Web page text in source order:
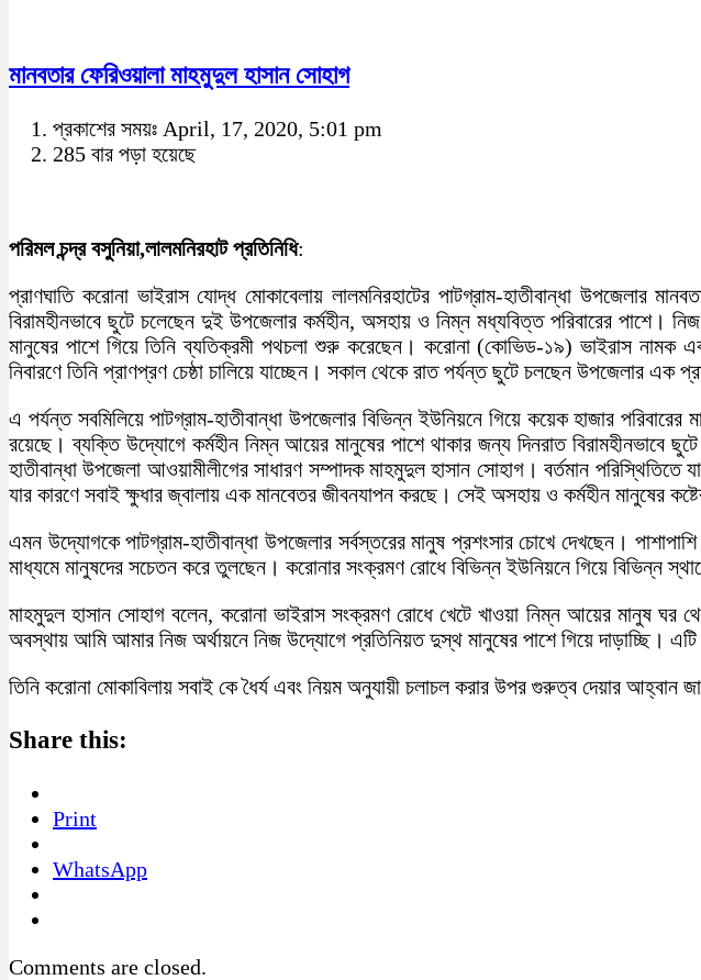
মানবতার ফেরিওয়ালা মাহমুদুল হাসান সোহাগ
প্রকাশের সময়ঃ April, 17, 2020, 5:01 pm
285 বার পড়া হয়েছে
পরিমল চন্দ্র বসুনিয়া,লালমনিরহাট প্রতিনিধি:
প্রাণঘাতি করোনা ভাইরাস যোদ্ধ মোকাবেলায় লালমনিরহাটের পাটগ্রাম-হাতীবান্ধা উপজেলার
বিরামহীনভাবে ছুটে চলেছেন দুই উপজেলার কর্মহীন, অসহায় ও নিম্ন মধ্যবিত্ত পরিবারের পাশে।
মানুষের পাশে গিয়ে তিনি ব্যতিক্রমী পথচলা শুরু করেছেন। করোনা (কোভিড-১৯) ভাইরাস নামক
নিবারণে তিনি প্রাণপ্রণ চেষ্ঠা চালিয়ে যাচ্ছেন। সকাল থেকে রাত পর্যন্ত ছুটে চলছেন উপজেলার
এ পর্যন্ত সবমিলিয়ে পাটগ্রাম-হাতীবান্ধা উপজেলার বিভিন্ন ইউনিয়নে গিয়ে কয়েক হাজার
রয়েছে। ব্যক্তি উদ্যোগে কর্মহীন নিম্ন আয়ের মানুষের পাশে থাকার জন্য দিনরাত বিরামহীনভাবে
হাতীবান্ধা উপজেলা আওয়ামীলীগের সাধারণ সম্পাদক মাহমুদুল হাসান সোহাগ। বর্তমান
যার কারণে সবাই ক্ষুধার জ্বালায় এক মানবেতর জীবনযাপন করছে। সেই অসহায় ও কর্মহীন মানুষের
এমন উদ্যোগকে পাটগ্রাম-হাতীবান্ধা উপজেলার সর্বস্তরের মানুষ প্রশংসার চোখে দেখছেন।
মাধ্যমে মানুষদের সচেতন করে তুলছেন। করোনার সংক্রমণ রোধে বিভিন্ন ইউনিয়নে গিয়ে বিভিন্ন
মাহমুদুল হাসান সোহাগ বলেন, করোনা ভাইরাস সংক্রমণ রোধে খেটে খাওয়া নিম্ন আয়ের মানুষ
অবস্থায় আমি আমার নিজ অর্থায়নে নিজ উদ্যোগে প্রতিনিয়ত দুস্থ মানুষের পাশে গিয়ে দাড়াচ্ছি।
তিনি করোনা মোকাবিলায় সবাই কে ধৈর্য এবং নিয়ম অনুযায়ী চলাচল করার উপর গুরুত্ব দেয়ার আহ্বান
Share this:
Print
WhatsApp
Comments are closed.